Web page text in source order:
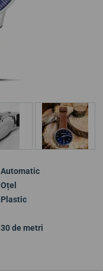
Automatic
Oțel
Plastic
30 de metri